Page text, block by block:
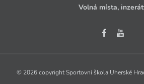
Volná místa,
© 2026 copyright Sportovní škola Uherské